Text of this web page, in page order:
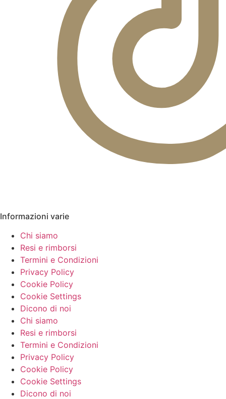
Informazioni varie
Chi siamo
Resi e rimborsi
Termini e Condizioni
Privacy Policy
Cookie Policy
Cookie Settings
Dicono di noi
Chi siamo
Resi e rimborsi
Termini e Condizioni
Privacy Policy
Cookie Policy
Cookie Settings
Dicono di noi